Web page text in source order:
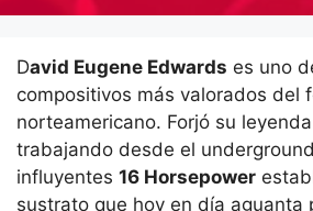
David Eugene Edwards es uno
compositivos más valorados del
norteamericano. Forjó su
trabajando desde el
influyentes 16 Horsepower
sustrato que hoy en día aguanta